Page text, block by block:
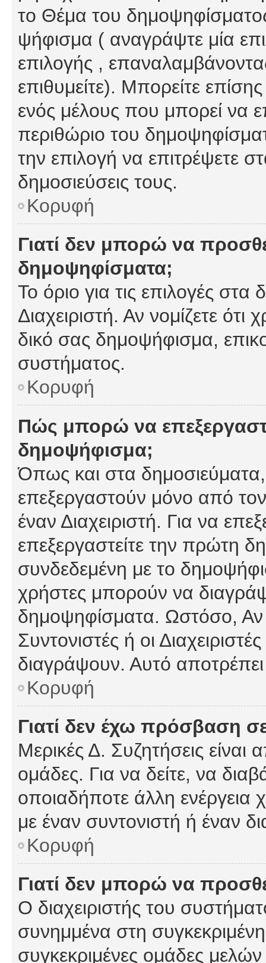
το Θέμα του
ψήφισμα ( αναγράψτε μία
επιλογής ,
επιθυμείτε). Μπορείτε
ενός μέλους που μπορεί να
περιθώριο του
την επιλογή να επιτρέψετε
δημοσιεύσεις τους.
Κορυφή
Γιατί δεν μπορώ να
δημοψηφίσματα;
Το όριο για τις επιλογές
Διαχειριστή. Αν νομίζετε ότι
δικό σας δημοψήφισμα,
συστήματος.
Κορυφή
Πώς μπορώ να
δημοψήφισμα;
Όπως και στα
επεξεργαστούν μόνο από
έναν Διαχειριστή. Για να
επεξεργαστείτε την πρώτη
συνδεδεμένη με το
χρήστες μπορούν να
δημοψηφίσματα. Ωστόσο, Αν
Συντονιστές ή οι
διαγράψουν. Αυτό
Κορυφή
Γιατί δεν έχω πρόσβαση
Μερικές Δ. Συζητήσεις είναι
ομάδες. Για να δείτε, να
οποιαδήποτε άλλη ενέργεια
με έναν συντονιστή ή έναν
Κορυφή
Γιατί δεν μπορώ να
Ο διαχειριστής του
συνημμένα στη
συγκεκριμένες ομάδες